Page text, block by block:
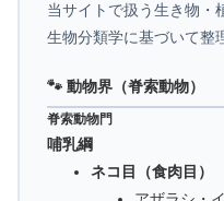
当サイトで扱う生き物・
生物分類学に基づいて整
🐾 動物界（脊索動物）
脊索動物門
哺乳綱
ネコ目（食肉目）